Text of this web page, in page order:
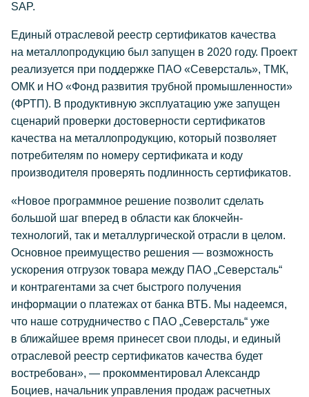
SAP.
Единый отраслевой реестр сертификатов качества
на металлопродукцию был запущен в 2020 году. Проект
реализуется при поддержке ПАО «Северсталь», ТМК,
ОМК и НО «Фонд развития трубной промышленности»
(ФРТП). В продуктивную эксплуатацию уже запущен
сценарий проверки достоверности сертификатов
качества на металлопродукцию, который позволяет
потребителям по номеру сертификата и коду
производителя проверять подлинность сертификатов.
«Новое программное решение позволит сделать
большой шаг вперед в области как блокчейн-
технологий, так и металлургической отрасли в целом.
Основное преимущество решения — возможность
ускорения отгрузок товара между ПАО „Северсталь“
и контрагентами за счет быстрого получения
информации о платежах от банка ВТБ. Мы надеемся,
что наше сотрудничество с ПАО „Северсталь“ уже
в ближайшее время принесет свои плоды, и единый
отраслевой реестр сертификатов качества будет
востребован», — прокомментировал Александр
Боциев, начальник управления продаж расчетных